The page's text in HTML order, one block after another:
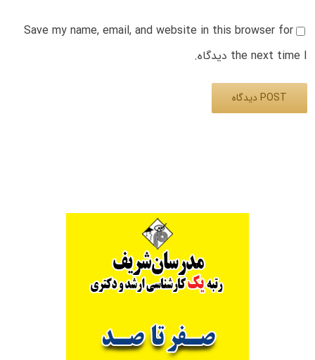
Save my name, email, and website in this browser for
the next time I دیدگاه.